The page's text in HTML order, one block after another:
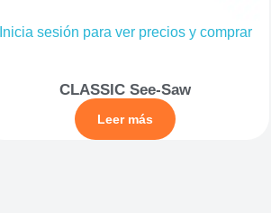
Inicia sesión para ver precios y comprar
CLASSIC See-Saw
Leer más